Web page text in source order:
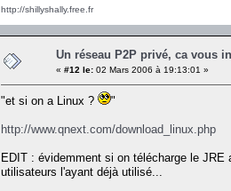
http://shillyshally.free.fr
Un réseau P2P privé, ca vous
« #12 le: 02 Mars 2006 à 19:13:01 »
"et si on a Linux ? "
http://www.qnext.com/download_linux.php
EDIT : évidemment si on télécharge le
utilisateurs l'ayant déjà utilisé...